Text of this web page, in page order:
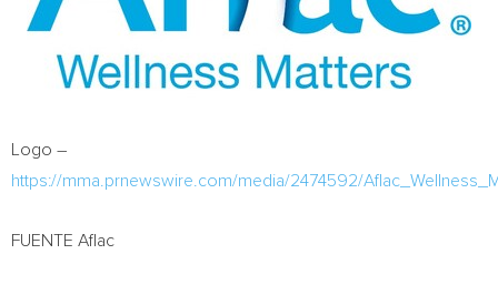
Logo –
https://mma.prnewswire.com/media/2474592/
FUENTE Aflac